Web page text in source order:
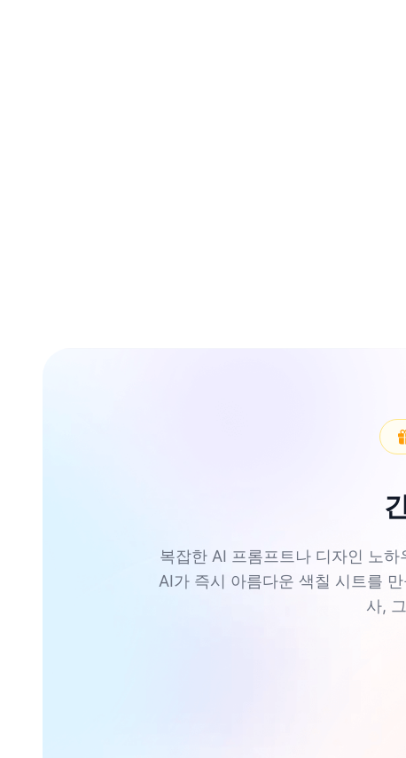
복잡한 AI 프롬프트나 디자인 노
AI가 즉시 아름다운 색칠 시트를
사,